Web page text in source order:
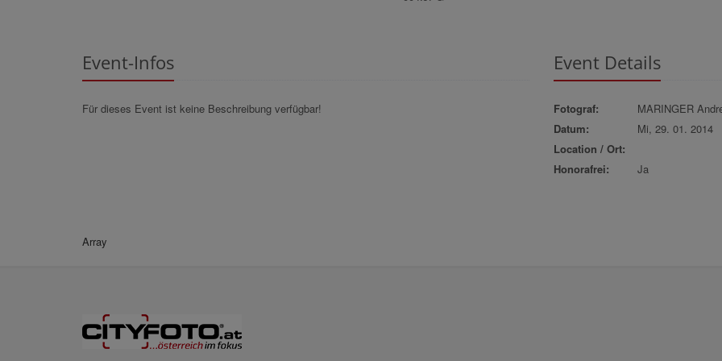
Event-Infos
Für dieses Event ist keine Beschreibung verfügbar!
Event Details
Fotograf:
MARINGER
Datum:
Mi, 29. 01. 2014
Location / Ort:
Honorafrei:
Ja
Array